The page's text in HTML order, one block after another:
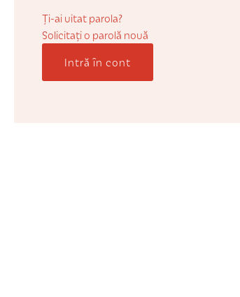
Ți-ai uitat parola?
Solicitaţi o parolă nouă
Intră în cont